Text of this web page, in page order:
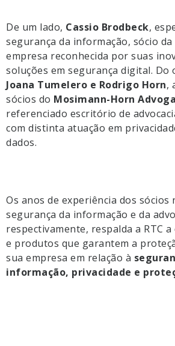
De um lado, Cassio Brodbeck,
segurança da informação, sócio da
empresa reconhecida por suas
soluções em segurança digital. Do
Joana Tumelero e Rodrigo Horn,
sócios do Mosimann-Horn
referenciado escritório de
com distinta atuação em
dados.
Os anos de experiência dos sócios
segurança da informação e da
respectivamente, respalda a RTC
e produtos que garantem a
sua empresa em relação à
informação, privacidade e